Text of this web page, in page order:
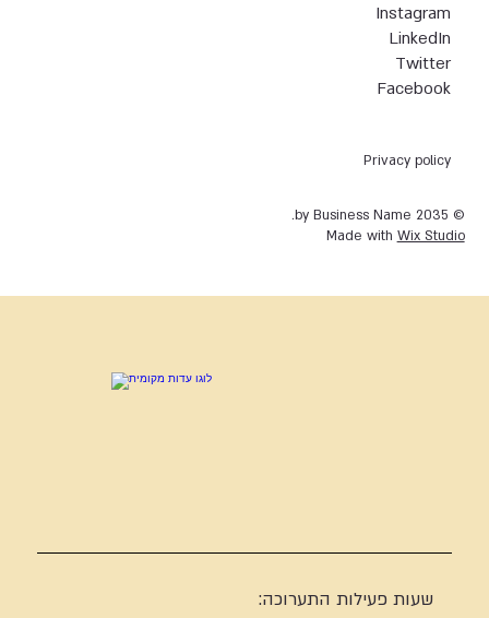
Privacy policy
© 2035 by Business Name.
Made with Wix Studio
Instagram
LinkedIn
Twitter
Facebook
שעות פעילות התערוכה: